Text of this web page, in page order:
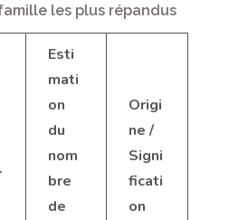
les plus répandus
Esti
mati
on
du
nom
bre
de
Origi
ne /
Signi
ficati
on